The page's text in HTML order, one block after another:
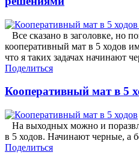
Все сказано в заголовке, но
кооперативный мат в 5 ходов
что я таких задачах начинают
Поделиться
Кооперативный мат в 5
На выходных можно и
в 5 ходов. Начинают черные, а
Поделиться